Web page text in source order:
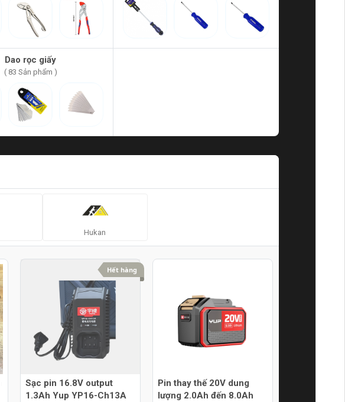
Dao rọc giấy
( 83 Sản phẩm )
Hukan
Hết hàng
Sạc pin 16.8V output
1.3Ah Yup YP16-Ch13A
Pin thay thế 20V dung
lượng 2.0Ah đến 8.0Ah